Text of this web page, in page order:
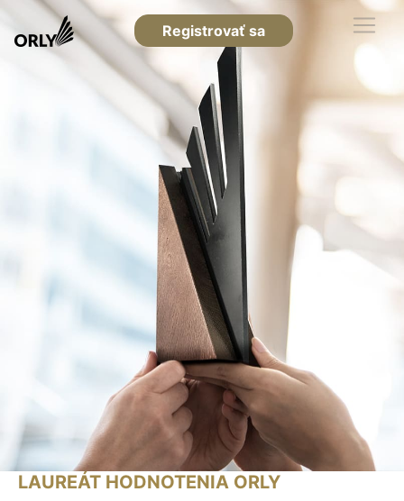
Registrovať sa
LAUREÁT HODNOTENIA ORLY